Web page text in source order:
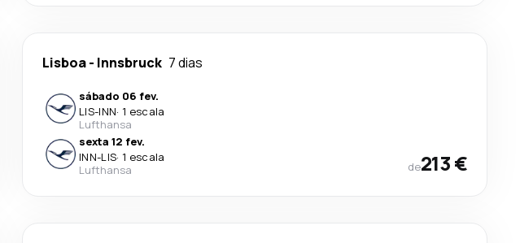
Lisboa- Innsbruck 7 dias
sábado 06 fev.
LIS-INN· 1 escala
Lufthansa
sexta 12 fev.
INN-LIS· 1 escala
Lufthansa
de213 €